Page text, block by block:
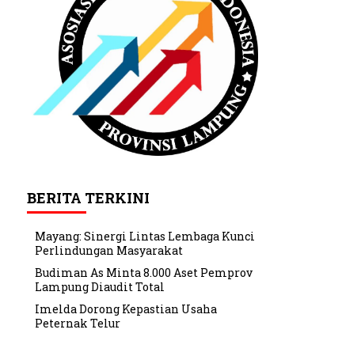
BERITA TERKINI
Mayang: Sinergi Lintas Lembaga Kunci
Perlindungan Masyarakat
Budiman As Minta 8.000 Aset Pemprov
Lampung Diaudit Total
Imelda Dorong Kepastian Usaha
Peternak Telur